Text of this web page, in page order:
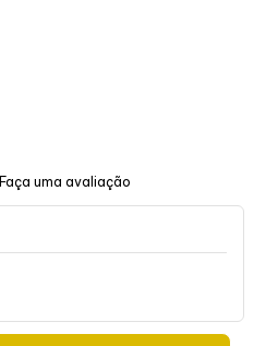
Faça uma avaliação